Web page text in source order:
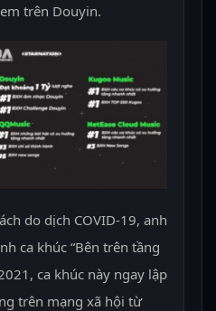
trên Douyin.
do dịch COVID-19, anh
ca khúc “Bên trên tầng
ca khúc này ngay lập
trên mạng xã hội từ